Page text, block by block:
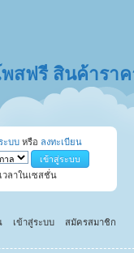
สฟรี สินค้ารา
ะบบ หรือ ลงทะเบียน
วลาในเซสชั่น
เข้าสู่ระบบ สมัครสมาชิก